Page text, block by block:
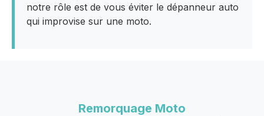
notre rôle est de vous éviter le dépanneur auto
qui improvise sur une moto.
Remorquage Moto